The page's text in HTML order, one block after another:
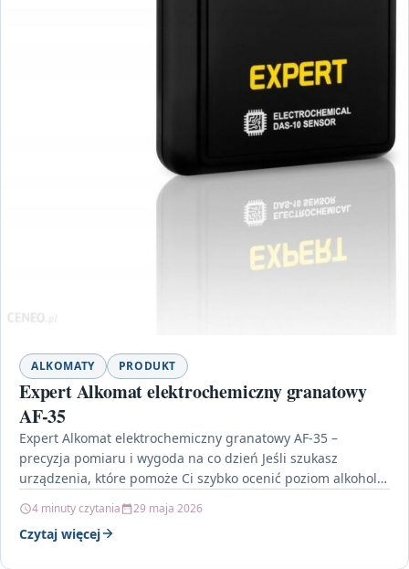
ALKOMATY PRODUKT
Expert Alkomat elektrochemiczny granatowy
AF-35
Expert Alkomat elektrochemiczny granatowy AF-35 –
precyzja pomiaru i wygoda na co dzień Jeśli szukasz
urządzenia, które pomoże Ci szybko ocenić poziom alkoholu
4 minuty czytania 29 maja 2026
Czytaj więcej